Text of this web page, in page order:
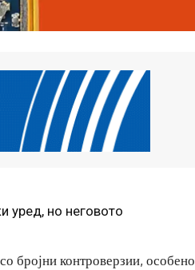
уред, но неговото
бројни контроверзии, особено